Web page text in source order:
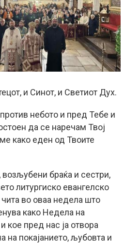
и Синот, и Светиот Дух.
небото и пред Тебе и
да се наречам Твој
како еден од Твоите
браќа и сестри,
литургиско евангелско
во оваа недела што
како Недела на
кое пред нас ја отвора
на покајанието, љубовта и